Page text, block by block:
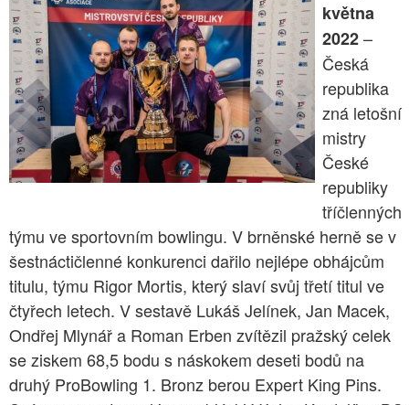
května
2022–
Česká
republika
zná letošní
mistry
České
republiky
tříčlenných
týmu ve sportovním bowlingu. V brněnské herně se v
šestnáctičlenné konkurenci dařilo nejlépe obhájcům
titulu, týmu Rigor Mortis, který slaví svůj třetí titul ve
čtyřech letech. V sestavě Lukáš Jelínek, Jan Macek,
Ondřej Mlynář a Roman Erben zvítězil pražský celek
se ziskem 68,5 bodu s náskokem deseti bodů na
druhý ProBowling 1. Bronz berou Expert King Pins.